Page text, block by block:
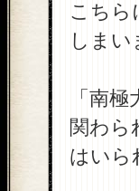
こちら
しまい
「南
関わら
はいら